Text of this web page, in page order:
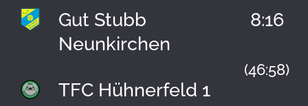
Gut Stubb
Neunkirchen
8:16
(46:58)
TFC Hühnerfeld 1